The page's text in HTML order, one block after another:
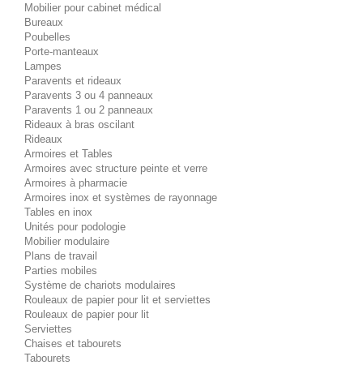
Mobilier pour cabinet médical
Bureaux
Poubelles
Porte-manteaux
Lampes
Paravents et rideaux
Paravents 3 ou 4 panneaux
Paravents 1 ou 2 panneaux
Rideaux à bras oscilant
Rideaux
Armoires et Tables
Armoires avec structure peinte et verre
Armoires à pharmacie
Armoires inox et systèmes de rayonnage
Tables en inox
Unités pour podologie
Mobilier modulaire
Plans de travail
Parties mobiles
Système de chariots modulaires
Rouleaux de papier pour lit et serviettes
Rouleaux de papier pour lit
Serviettes
Chaises et tabourets
Tabourets